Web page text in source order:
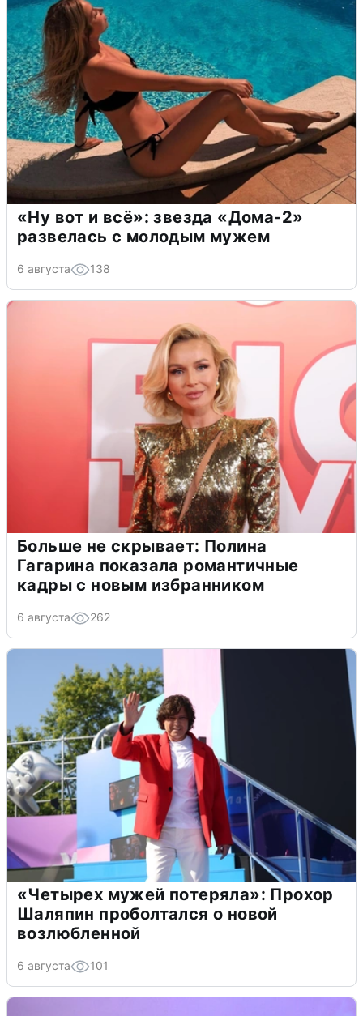
«Ну вот и всё»: звезда «Дома-2»
развелась с молодым мужем
6 августа 138
Больше не скрывает: Полина
Гагарина показала романтичные
кадры с новым избранником
6 августа 262
«Четырех мужей потеряла»: Прохор
Шаляпин проболтался о новой
возлюбленной
6 августа 101